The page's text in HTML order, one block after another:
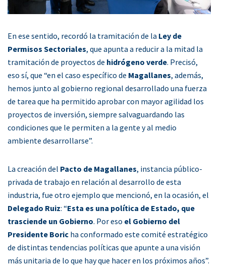
En ese sentido, recordó la tramitación de la Ley de
Permisos Sectoriales, que apunta a reducir a la mitad la
tramitación de proyectos de hidrógeno verde. Precisó,
eso sí, que “en el caso específico de Magallanes, además,
hemos junto al gobierno regional desarrollado una fuerza
de tarea que ha permitido aprobar con mayor agilidad los
proyectos de inversión, siempre salvaguardando las
condiciones que le permiten a la gente y al medio
ambiente desarrollarse”.
La creación del Pacto de Magallanes, instancia público-
privada de trabajo en relación al desarrollo de esta
industria, fue otro ejemplo que mencionó, en la ocasión, el
Delegado Ruiz: “Esta es una política de Estado, que
trasciende un Gobierno. Por eso el Gobierno del
Presidente Boric ha conformado este comité estratégico
de distintas tendencias políticas que apunte a una visión
más unitaria de lo que hay que hacer en los próximos años”.